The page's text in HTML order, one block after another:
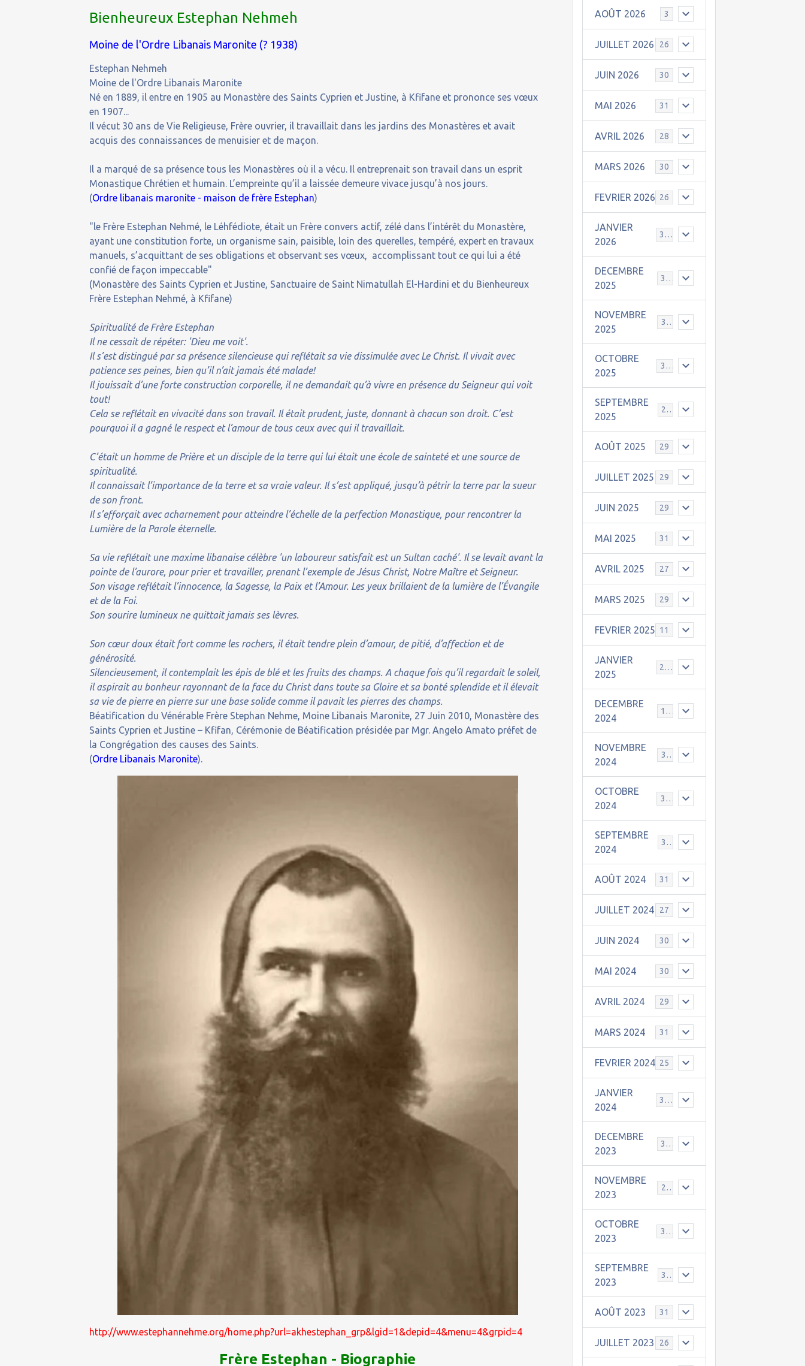
Bienheureux Estephan Nehmeh
Moine de l'Ordre Libanais Maronite (? 1938)
Estephan Nehmeh
Moine de l'Ordre Libanais Maronite
Né en 1889, il entre en 1905 au Monastère des Saints Cyprien et Justine, à Kfifane et prononce ses vœux
en 1907...
Il vécut 30 ans de Vie Religieuse, Frère ouvrier, il travaillait dans les jardins des Monastères et avait
acquis des connaissances de menuisier et de maçon.
Il a marqué de sa présence tous les Monastères où il a vécu. Il entreprenait son travail dans un esprit
Monastique Chrétien et humain. L’empreinte qu’il a laissée demeure vivace jusqu’à nos jours.
(Ordre libanais maronite - maison de frère Estephan)
"le Frère Estephan Nehmé, le Léhfédiote, était un Frère convers actif, zélé dans l’intérêt du Monastère,
ayant une constitution forte, un organisme sain, paisible, loin des querelles, tempéré, expert en travaux
manuels, s’acquittant de ses obligations et observant ses vœux, accomplissant tout ce qui lui a été
confié de façon impeccable"
(Monastère des Saints Cyprien et Justine, Sanctuaire de Saint Nimatullah El-Hardini et du Bienheureux
Frère Estephan Nehmé, à Kfifane)
Spiritualité de Frère Estephan
Il ne cessait de répéter: 'Dieu me voit'.
Il s’est distingué par sa présence silencieuse qui reflétait sa vie dissimulée avec Le Christ. Il vivait avec
patience ses peines, bien qu’il n’ait jamais été malade!
Il jouissait d’une forte construction corporelle, il ne demandait qu’à vivre en présence du Seigneur qui voit
tout!
Cela se reflétait en vivacité dans son travail. Il était prudent, juste, donnant à chacun son droit. C’est
pourquoi il a gagné le respect et l’amour de tous ceux avec qui il travaillait.
C’était un homme de Prière et un disciple de la terre qui lui était une école de sainteté et une source de
spiritualité.
Il connaissait l’importance de la terre et sa vraie valeur. Il s’est appliqué, jusqu’à pétrir la terre par la sueur
de son front.
Il s’efforçait avec acharnement pour atteindre l’échelle de la perfection Monastique, pour rencontrer la
Lumière de la Parole éternelle.
Sa vie reflétait une maxime libanaise célèbre 'un laboureur satisfait est un Sultan caché'. Il se levait avant la
pointe de l’aurore, pour prier et travailler, prenant l’exemple de Jésus Christ, Notre Maître et Seigneur.
Son visage reflétait l’innocence, la Sagesse, la Paix et l’Amour. Les yeux brillaient de la lumière de l’Évangile
et de la Foi.
Son sourire lumineux ne quittait jamais ses lèvres.
Son cœur doux était fort comme les rochers, il était tendre plein d’amour, de pitié, d’affection et de
générosité.
Silencieusement, il contemplait les épis de blé et les fruits des champs. A chaque fois qu’il regardait le soleil,
il aspirait au bonheur rayonnant de la face du Christ dans toute sa Gloire et sa bonté splendide et il élevait
sa vie de pierre en pierre sur une base solide comme il pavait les pierres des champs.
Béatification du Vénérable Frère Stephan Nehme, Moine Libanais Maronite, 27 Juin 2010, Monastère des
Saints Cyprien et Justine – Kfifan, Cérémonie de Béatification présidée par Mgr. Angelo Amato préfet de
la Congrégation des causes des Saints.
(Ordre Libanais Maronite).
http://www.estephannehme.org/home.php?url=akhestephan_grp&lgid=1&depid=4&menu=4&grpid=4
Frère Estephan - Biographie
AOÛT 2026 3
JUILLET 2026 26
JUIN 2026 30
MAI 2026 31
AVRIL 2026 28
MARS 2026 30
FEVRIER 2026 26
JANVIER
2026
31
DECEMBRE
2025
30
NOVEMBRE
2025
30
OCTOBRE
2025
31
SEPTEMBRE
2025
25
AOÛT 2025 29
JUILLET 2025 29
JUIN 2025 29
MAI 2025 31
AVRIL 2025 27
MARS 2025 29
FEVRIER 2025 11
JANVIER
2025
25
DECEMBRE
2024
19
NOVEMBRE
2024
30
OCTOBRE
2024
31
SEPTEMBRE
2024
30
AOÛT 2024 31
JUILLET 2024 27
JUIN 2024 30
MAI 2024 30
AVRIL 2024 29
MARS 2024 31
FEVRIER 2024 25
JANVIER
2024
30
DECEMBRE
2023
31
NOVEMBRE
2023
24
OCTOBRE
2023
31
SEPTEMBRE
2023
30
AOÛT 2023 31
JUILLET 2023 26